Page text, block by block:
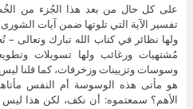
على كل حال من بعد هذا الجُزء من
تفسير الآية التي تلوتها ضمن آيات
ولها نظائر في كتاب الله تبارك وتعالى –
مُشتهيات ورغائب ولها تسويلات
وسوسات وتزيينات وزخرفات، كما قلنا
هو مأتى هذه الوسوسة أم النفس
الأهم؟ سمعتموه: أن نكف، لكن هذا ليس